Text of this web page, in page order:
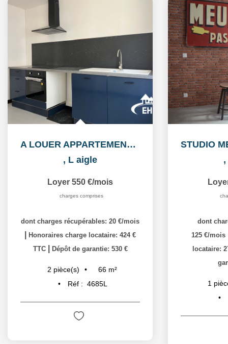
A LOUER APPARTEMENT CENTRE VILLE
, L aigle
Loyer 550 €/mois
charges comprises
dont charges récupérables: 20 €/mois
Honoraires charge locataire: 424 €
TTC
Dépôt de garantie: 530 €
2 pièce(s) 66 m²
Réf : 4685L
,
dont
125 €/mois
locataire:
1